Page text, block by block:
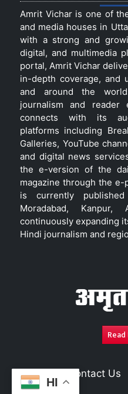
HI
Amrit Vichar is one of
and media houses in
with a strong and
digital, and multimedia
portal, Amrit Vichar
in-depth coverage, and
and around the
journalism and reader
connects with its
platforms including
Galleries, YouTube
and digital news
the e-version of the
magazine through the
is currently
Moradabad, Kanpur,
continuously expanding
Hindi journalism and
About Us Contact Us